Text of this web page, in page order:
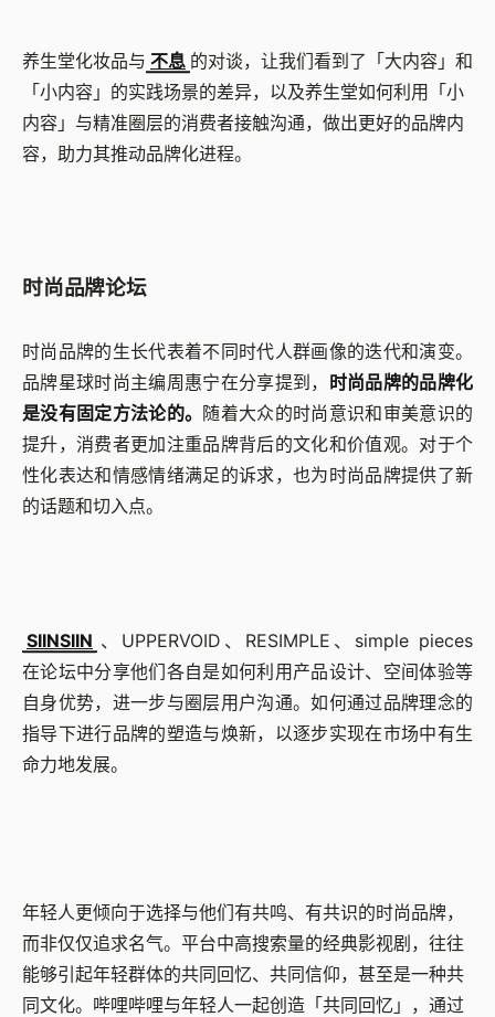
养生堂化妆品与 不息 的对谈，让我们看到了「大内容」和
「小内容」的实践场景的差异，以及养生堂如何利用「小
内容」与精准圈层的消费者接触沟通，做出更好的品牌内
容，助力其推动品牌化进程。
时尚品牌论坛
时尚品牌的生长代表着不同时代人群画像的迭代和演变。
品牌星球时尚主编周惠宁在分享提到， 时尚品牌的品牌化
是没有固定方法论的。 随着大众的时尚意识和审美意识的
提升，消费者更加注重品牌背后的文化和价值观。对于个
性化表达和情感情绪满足的诉求，也为时尚品牌提供了新
的话题和切入点。
SIINSIIN 、UPPERVOID、RESIMPLE、simple pieces
在论坛中分享他们各自是如何利用产品设计、空间体验等
自身优势，进一步与圈层用户沟通。如何通过品牌理念的
指导下进行品牌的塑造与焕新，以逐步实现在市场中有生
命力地发展。
年轻人更倾向于选择与他们有共鸣、有共识的时尚品牌，
而非仅仅追求名气。平台中高搜索量的经典影视剧，往往
能够引起年轻群体的共同回忆、共同信仰，甚至是一种共
同文化。哔哩哔哩与年轻人一起创造「共同回忆」，通过